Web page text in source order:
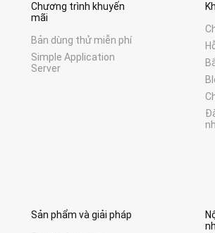
Chương trình khuyến
mãi
Bản dùng thử miễn phí
Simple Application
Server
Sản phẩm và giải pháp